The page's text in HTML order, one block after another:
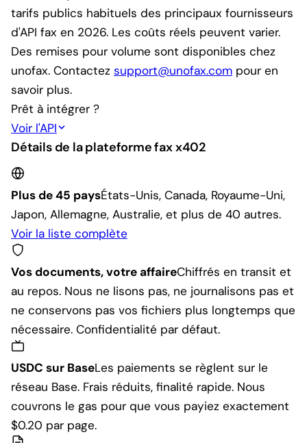
tarifs publics habituels des principaux fournisseurs
d'API fax en 2026. Les coûts réels peuvent varier.
Des remises pour volume sont disponibles chez
unofax. Contactez support@unofax.com pour en
savoir plus.
Prêt à intégrer ?
Voir l'API
Détails de la plateforme fax x402
Plus de 45 paysÉtats-Unis, Canada, Royaume-Uni,
Japon, Allemagne, Australie, et plus de 40 autres.
Voir la liste complète
Vos documents, votre affaireChiffrés en transit et
au repos. Nous ne lisons pas, ne journalisons pas et
ne conservons pas vos fichiers plus longtemps que
nécessaire. Confidentialité par défaut.
USDC sur BaseLes paiements se règlent sur le
réseau Base. Frais réduits, finalité rapide. Nous
couvrons le gas pour que vous payiez exactement
$0.20 par page.